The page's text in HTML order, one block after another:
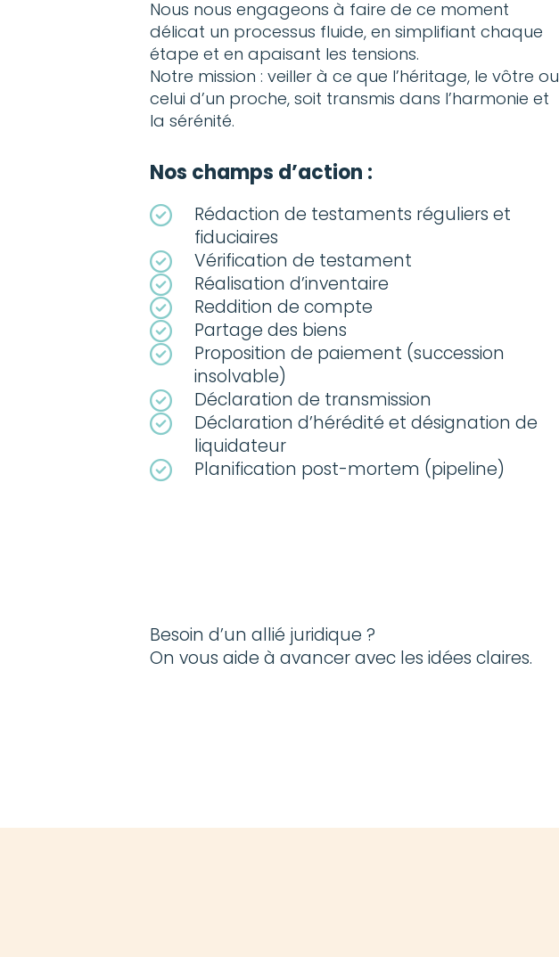
Nous nous engageons à faire de ce moment
délicat un processus fluide, en simplifiant chaque
étape et en apaisant les tensions.
Notre mission : veiller à ce que l’héritage, le vôtre ou
celui d’un proche, soit transmis dans l’harmonie et
la sérénité.
Nos champs d’action :
Rédaction de testaments réguliers et
fiduciaires
Vérification de testament
Réalisation d’inventaire
Reddition de compte
Partage des biens
Proposition de paiement (succession
insolvable)
Déclaration de transmission
Déclaration d’hérédité et désignation de
liquidateur
Planification post-mortem (pipeline)
Besoin d’un allié juridique ?
On vous aide à avancer avec les idées claires.